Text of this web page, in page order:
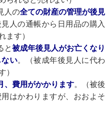
人の全ての財産の管理が後見
人の通帳から日用品の購入
ます）
と被成年後見人がお亡くなり
い。（被成年後見人に代わ
）
、費用がかかります。（被後
はかわりますが、おおよそ